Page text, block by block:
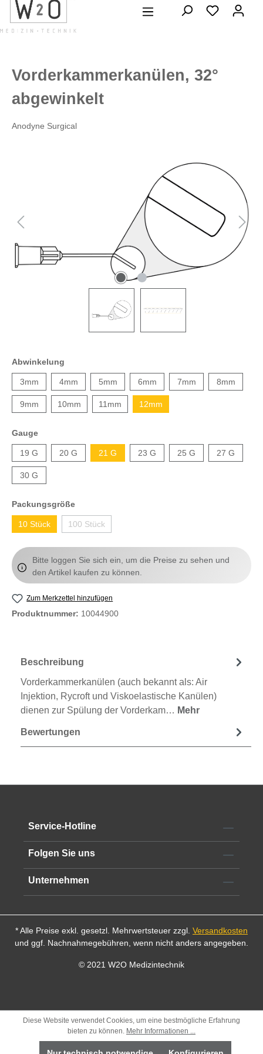
springen
Vorderkammerkanülen, 32°
abgewinkelt
Anodyne Surgical
Abwinkelung
3mm 4mm 5mm 6mm 7mm 8mm
9mm 10mm 11mm 12mm
Gauge
19 G 20 G 21 G 23 G 25 G 27 G
30 G
Packungsgröße
10 Stück 100 Stück
Bitte loggen Sie sich ein, um die Preise zu sehen und
den Artikel kaufen zu können.
Zum Merkzettel hinzufügen
Produktnummer: 10044900
Beschreibung
Vorderkammerkanülen (auch bekannt als: Air
Injektion, Rycroft und Viskoelastische Kanülen)
dienen zur Spülung der Vorderkam… Mehr
Bewertungen
Service-Hotline
Folgen Sie uns
Unternehmen
* Alle Preise exkl. gesetzl. Mehrwertsteuer zzgl. Versandkosten
und ggf. Nachnahmegebühren, wenn nicht anders angegeben.
© 2021 W2O Medizintechnik
Diese Website verwendet Cookies, um eine bestmögliche Erfahrung
bieten zu können. Mehr Informationen ...